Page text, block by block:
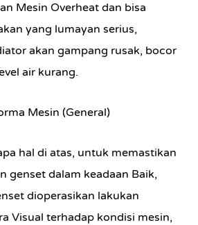
Mesin Overheat dan bisa
yang lumayan serius,
akan gampang rusak, bocor
air kurang.
Mesin (General)
hal di atas, untuk memastikan
genset dalam keadaan Baik,
dioperasikan lakukan
Visual terhadap kondisi mesin,